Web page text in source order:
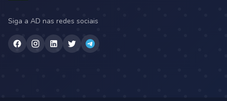
Siga a AD nas redes sociais